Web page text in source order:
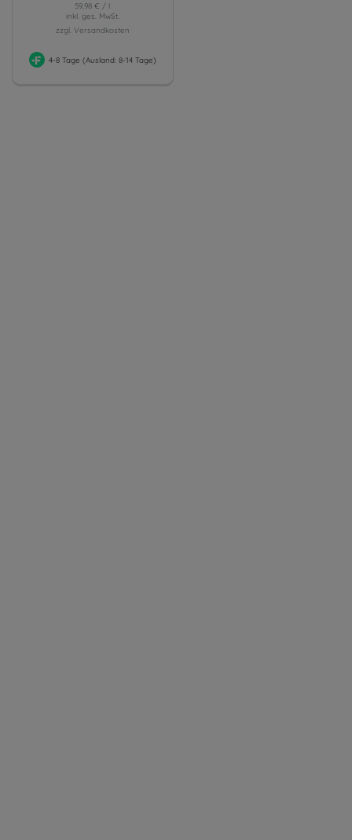
59,98 € / l
inkl. ges. MwSt.
zzgl. Versandkosten
4-8 Tage (Ausland: 8-14 Tage)